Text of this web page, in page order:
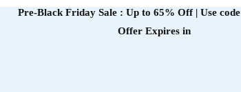
Pre-Black Friday Sale : Up to 65% Off | Use code
Offer Expires in